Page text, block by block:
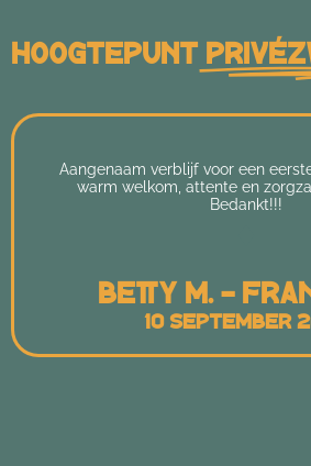
Hoogtepunt
Aangenaam verblijf voor een
warm welkom, attente en
Bedankt!!!
Betty M. -
10 September